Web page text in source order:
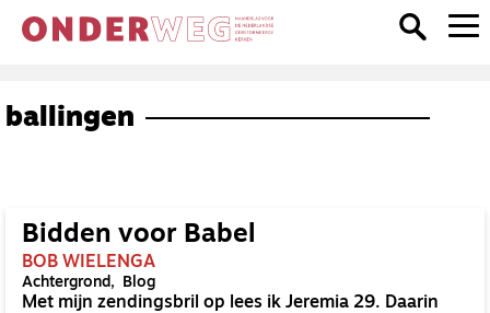
ballingen
Bidden voor Babel
BOB WIELENGA
Achtergrond Blog
Met mijn zendingsbril op lees ik Jeremia 29. Daarin